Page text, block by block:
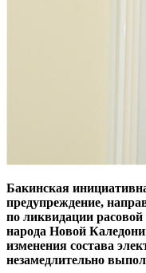
Бакинская
предупреждение,
по ликвидации
народа Новой
изменения состава
незамедлительно